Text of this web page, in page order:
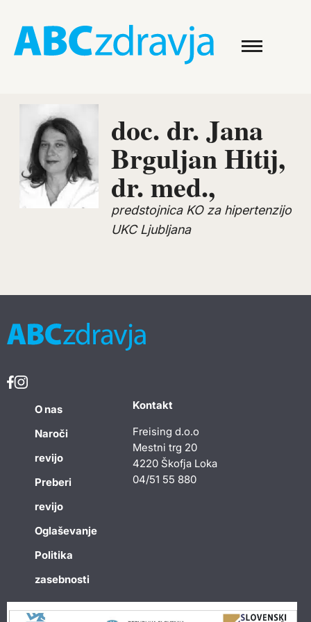
doc. dr. Jana
Brguljan Hitij,
dr. med.,
predstojnica KO za hipertenzijo
UKC Ljubljana
O nas
Naroči
revijo
Preberi
revijo
Oglaševanje
Politika
zasebnosti
Kontakt
Freising d.o.o
Mestni trg 20
4220 Škofja Loka
04/51 55 880